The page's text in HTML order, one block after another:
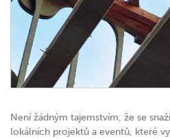
Není žádným tajemstvím, že se
lokálních projektů a eventů, které